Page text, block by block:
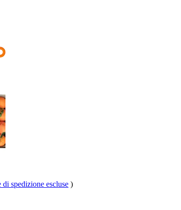
di spedizione escluse )